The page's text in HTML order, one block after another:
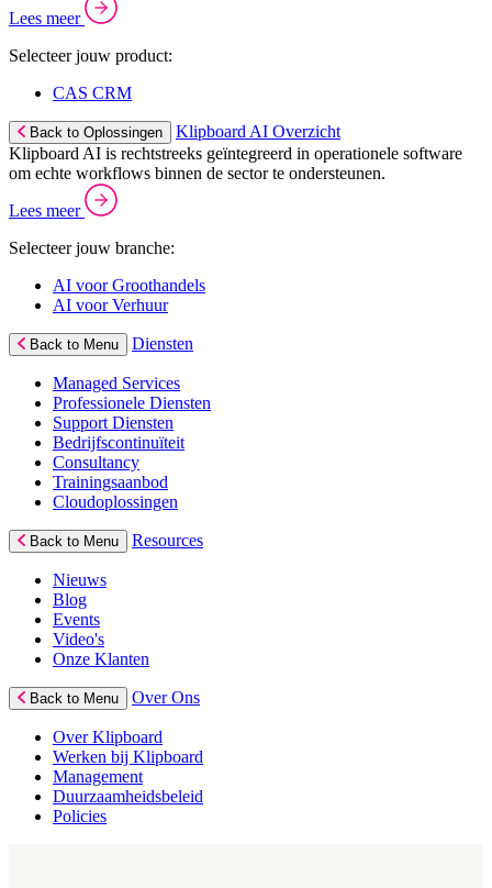
Lees meer
Selecteer jouw product:
CAS CRM
Back to Oplossingen
Klipboard AI Overzicht
Klipboard AI is rechtstreeks geïntegreerd in operationele software
om echte workflows binnen de sector te ondersteunen.
Lees meer
Selecteer jouw branche:
AI voor Groothandels
AI voor Verhuur
Back to Menu Diensten
Managed Services
Professionele Diensten
Support Diensten
Bedrijfscontinuïteit
Consultancy
Trainingsaanbod
Cloudoplossingen
Back to Menu Resources
Nieuws
Blog
Events
Video's
Onze Klanten
Back to Menu Over Ons
Over Klipboard
Werken bij Klipboard
Management
Duurzaamheidsbeleid
Policies